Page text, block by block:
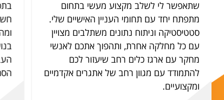
שתאפשר לי לשלב מקצוע מעשי בתחום
מתפתח יחד עם תחומי העניין האישיים שלי.
סטטיסטיקה וניתוח נתונים משתלבים מצויין
עם כל מחלקה אחרת, ותהפוך אתכם לאנשי
מחקר עם ארגז כלים רחב שיעזור לכם
להתמודד עם מגוון רחב של אתגרים אקדמיים
ומקצועיים.